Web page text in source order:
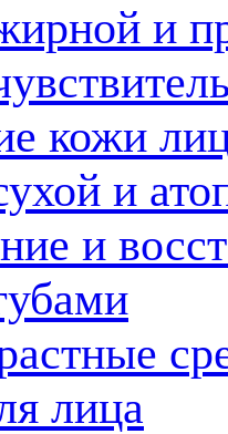
и
кожи
и
и
лица